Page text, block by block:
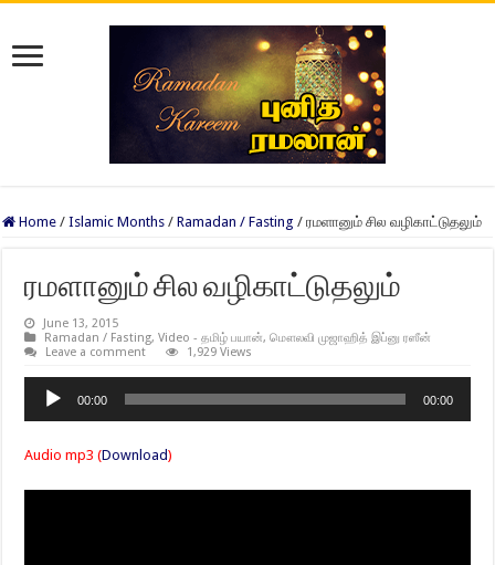
Home / Islamic Months / Ramadan / Fasting / ரமளானும் சில வழிகாட்டுதலும்
ரமளானும் சில வழிகாட்டுதலும்
June 13, 2015
Ramadan / Fasting,Video - தமிழ் பயான்,மௌலவி முஜாஹித் இப்னு ரஸீன்
Leave a comment
1,929 Views
Audio
Player
00:00 00:00
Audio mp3 (Download)